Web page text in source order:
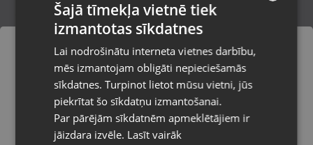
Ariete 917 Pizza in 4 Minute
Valmiera, Rīgas iela 23
Stāvoklis Mazlietots (Garantija 12 mēneši)
31.00€
Pasūtījumi tiks piegādāti uz
izvēlēto valsti
Vietnes saturs būs attēlots izvēlētajā
RUSSIAN
Šajā tīmekļa vietnē tiek
izmantotas sīkdatnes
Lai nodrošinātu interneta vietnes darbību,
mēs izmantojam obligāti nepieciešamās
sīkdatnes. Turpinot lietot mūsu vietni, jūs
piekrītat šo sīkdatņu izmantošanai.
Par pārējām sīkdatnēm apmeklētājiem ir
jāizdara izvēle. Lasīt vairāk